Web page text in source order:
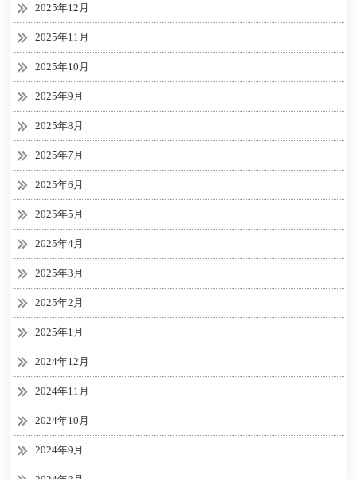
2025年12月
2025年11月
2025年10月
2025年9月
2025年8月
2025年7月
2025年6月
2025年5月
2025年4月
2025年3月
2025年2月
2025年1月
2024年12月
2024年11月
2024年10月
2024年9月